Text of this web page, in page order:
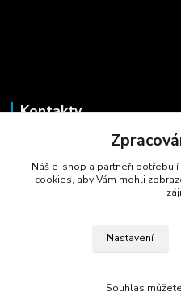
Kontakty
+420 723 725 881
(Po-Pá, 8-16 hod.)
Náš e-shop a partneři potřebují
cookies, aby Vám mohli
Nastavení
Souhlas